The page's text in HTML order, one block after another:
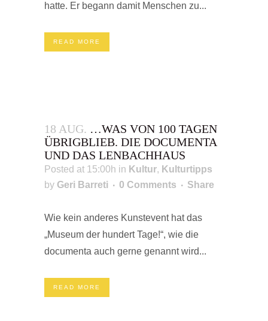
hatte. Er begann damit Menschen zu...
READ MORE
18 AUG. …WAS VON 100 TAGEN
ÜBRIGBLIEB. DIE DOCUMENTA
UND DAS LENBACHHAUS
Posted at 15:00h in Kultur, Kulturtipps
by Geri Barreti 0 Comments Share
Wie kein anderes Kunstevent hat das
„Museum der hundert Tage!“, wie die
documenta auch gerne genannt wird...
READ MORE